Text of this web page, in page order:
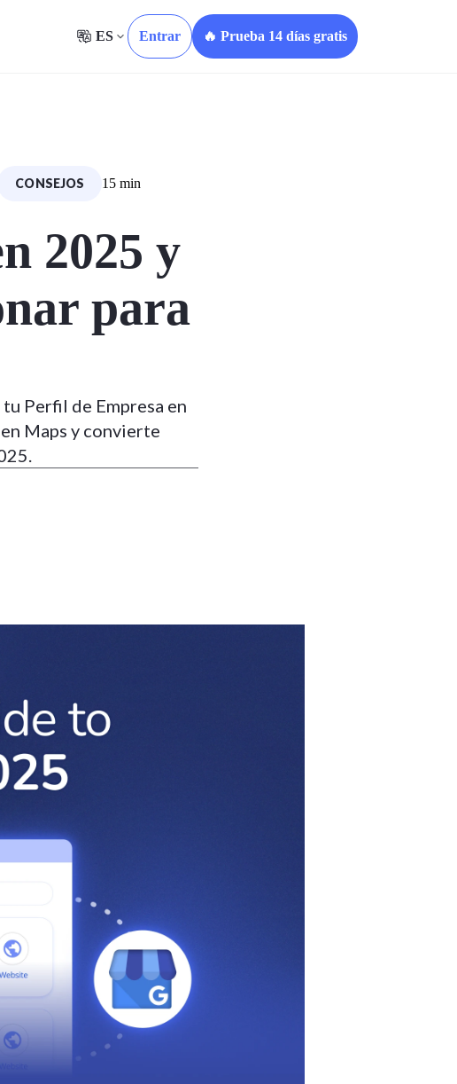
ES Entrar 🔥 Prueba 14 días gratis
CONSEJOS
15 min
2025 y
para
Perfil de Empresa en
Maps y convierte